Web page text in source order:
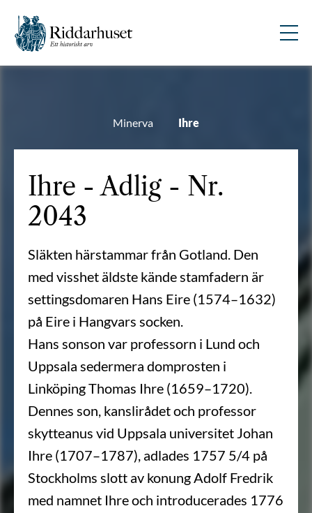
Minerva Ihre
Ihre - Adlig - Nr.
2043
Släkten härstammar från Gotland. Den
med visshet äldste kände stamfadern är
settingsdomaren Hans Eire (1574–1632)
på Eire i Hangvars socken.
Hans sonson var professorn i Lund och
Uppsala sedermera domprosten i
Linköping Thomas Ihre (1659–1720).
Dennes son, kanslirådet och professor
skytteanus vid Uppsala universitet Johan
Ihre (1707–1787), adlades 1757 5/4 på
Stockholms slott av konung Adolf Fredrik
med namnet Ihre och introducerades 1776